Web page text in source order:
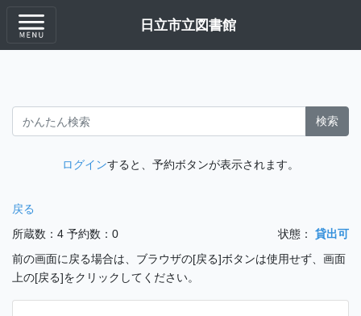
日立市立図書館
検索
ログインすると、予約ボタンが表示されます。
戻る
所蔵数：4 予約数：0 状態：
貸出可
前の画面に戻る場合は、ブラウザの[戻る]ボタンは使用せず、画面
上の[戻る]をクリックしてください。